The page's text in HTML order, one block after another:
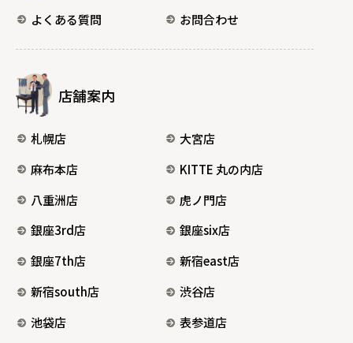
よくある質問 お問合わせ
店舗案内
札幌店
大宮店
麻布本店
KITTE 丸の内店
八重洲店
虎ノ門店
銀座3rd店
銀座six店
銀座7th店
新宿east店
新宿south店
渋谷店
池袋店
表参道店